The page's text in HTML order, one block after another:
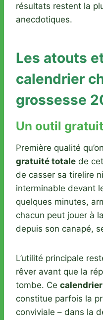
résultats restent la
anecdotiques.
Les atouts
calendrier
grossesse
Un outil
Première qualité
gratuité totale de
de casser sa tirelire
interminable devant
quelques minutes,
chacun peut jouer à la
depuis son canapé,
L’utilité principale
rêver avant que la
tombe. Ce
constitue parfois la
conviviale – dans la